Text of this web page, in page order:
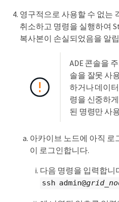
영구적으로 사용할 수 없는
취소하고 명령을 실행하여
복사본이 손실되었음을 알
ADE 콘솔을
솔을 잘못 사
하거나 데이
령을 신중하
된 명령만 사
아카이브 노드에 아직 로
이 로그인합니다.
다음 명령을 입력합니
ssh admin@